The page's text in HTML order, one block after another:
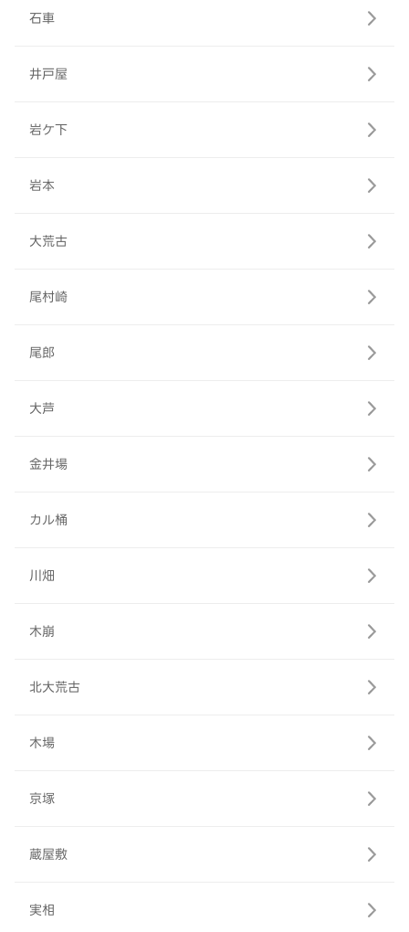
石車
井戸屋
岩ケ下
岩本
大荒古
尾村崎
尾郎
大芦
金井場
カル桶
川畑
木崩
北大荒古
木場
京塚
蔵屋敷
実相